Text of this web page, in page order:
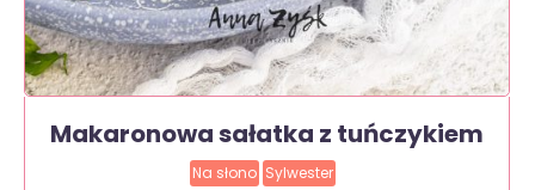
Makaronowa sałatka z tuńczykiem
Na słono Sylwester